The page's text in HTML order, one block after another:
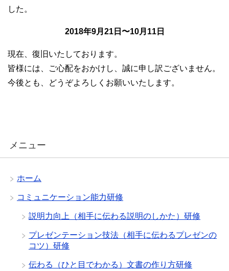
した。
2018年9月21日〜10月11日
現在、復旧いたしております。
皆様には、ご心配をおかけし、誠に申し訳ございません。
今後とも、どうぞよろしくお願いいたします。
メニュー
ホーム
コミュニケーション能力研修
説明力向上（相手に伝わる説明のしかた）研修
プレゼンテーション技法（相手に伝わるプレゼンの
コツ）研修
伝わる（ひと目でわかる）文書の作り方研修